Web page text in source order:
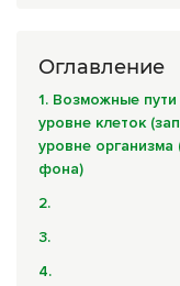
Комплексные
Оглавление
1. Возможные
уровне клеток
уровне
фона)
2.
3.
4.